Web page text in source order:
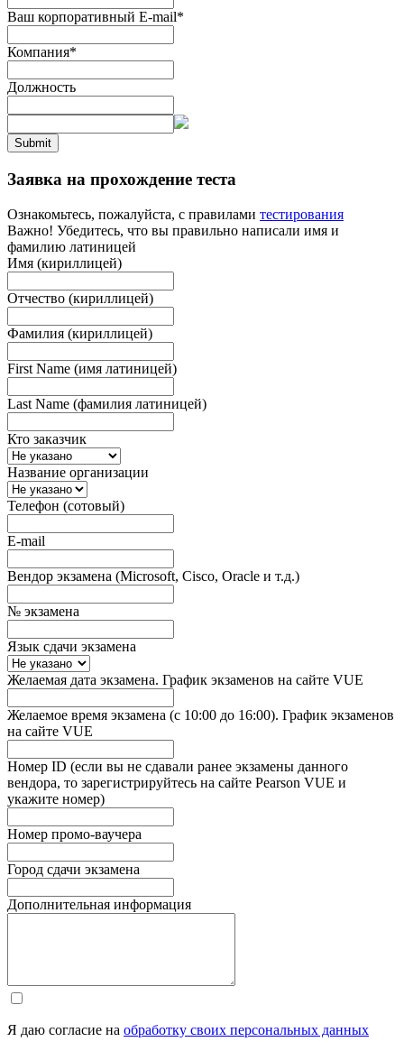
Ваш корпоративный E-mail*
Компания*
Должность
Submit
Заявка на прохождение теста
Ознакомьтесь, пожалуйста, с правилами тестирования
Важно! Убедитесь, что вы правильно написали имя и
фамилию латиницей
Имя (кириллицей)
Отчество (кириллицей)
Фамилия (кириллицей)
First Name (имя латиницей)
Last Name (фамилия латиницей)
Кто заказчик
Название организации
Телефон (сотовый)
E-mail
Вендор экзамена (Microsoft, Cisco, Oracle и т.д.)
№ экзамена
Язык сдачи экзамена
Желаемая дата экзамена. График экзаменов на сайте VUE
Желаемое время экзамена (с 10:00 до 16:00). График экзаменов
на сайте VUE
Номер ID (если вы не сдавали ранее экзамены данного
вендора, то зарегистрируйтесь на сайте Pearson VUE и
укажите номер)
Номер промо-ваучера
Город сдачи экзамена
Дополнительная информация
Я даю согласие на обработку своих персональных данных